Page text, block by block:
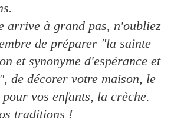
arrive à grand pas, n'oubliez
de préparer "la sainte
et synonyme d'espérance et
de décorer votre maison, le
vos enfants, la crèche.
traditions !